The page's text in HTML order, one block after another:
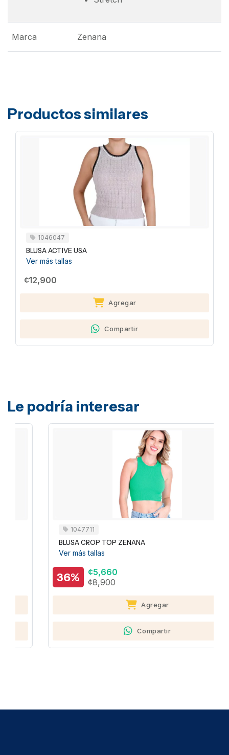
Marca Zenana
Productos similares
1046047
BLUSA ACTIVE USA
Ver más tallas
¢12,900
Agregar
Compartir
Le podría interesar
BLUSA CROP TOP ZENANA
Ver más tallas
¢5,660
¢8,900
Agregar
Compartir